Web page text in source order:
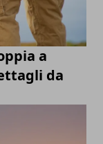
a
da